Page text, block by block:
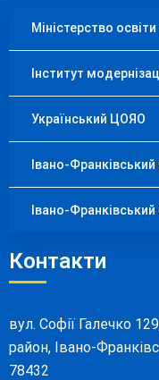
Міністерство освіти
Інститут
Український ЦОЯО
Івано-
Івано-
Контакти
вул. Софії Галечко
район, Івано-
78432